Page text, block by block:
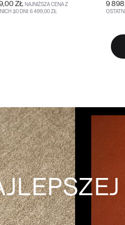
ZŁ NAJNIŻSZA CENA Z
30 DNI: 6 499,00 ZŁ
9